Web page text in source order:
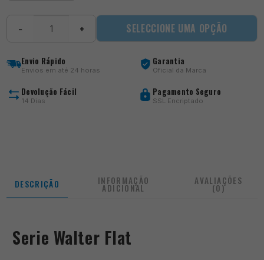
− + SELECCIONE UMA OPÇÃO
Envio Rápido
Envios em até 24 horas
Garantia
Oficial da Marca
Devolução Fácil
14 Dias
Pagamento Seguro
SSL Encriptado
DESCRIÇÃO INFORMAÇÃO
ADICIONAL
AVALIAÇÕES
(0)
Serie Walter Flat